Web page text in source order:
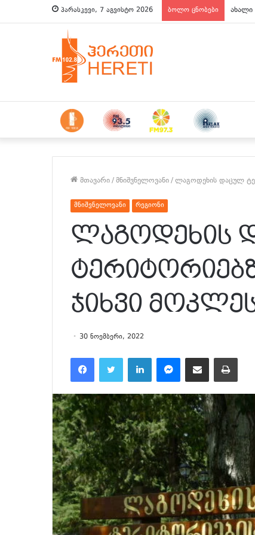
პარასკევი, 7 აგვისტო 2026 ბოლო ცნობები ახალი
მთავარი/მნიშვნელოვანი/ლაგოდეხის დაცულ
მნიშვნელოვანი რეგიონი
ლაგოდეხის
ჯიხვი
30 ნოემბერი, 2022